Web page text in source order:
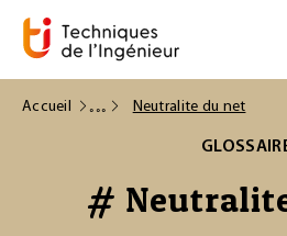
Accueil Neutralite du net
#